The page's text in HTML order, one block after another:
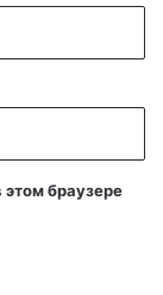
браузере